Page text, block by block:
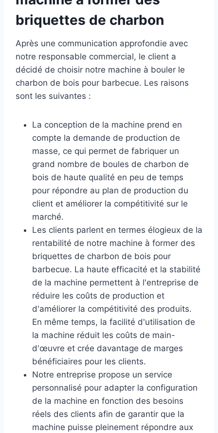
briquettes de charbon
Après une communication approfondie avec
notre responsable commercial, le client a
décidé de choisir notre machine à bouler le
charbon de bois pour barbecue. Les raisons
sont les suivantes :
La conception de la machine prend en
compte la demande de production de
masse, ce qui permet de fabriquer un
grand nombre de boules de charbon de
bois de haute qualité en peu de temps
pour répondre au plan de production du
client et améliorer la compétitivité sur le
marché.
Les clients parlent en termes élogieux de la
rentabilité de notre machine à former des
briquettes de charbon de bois pour
barbecue. La haute efficacité et la stabilité
de la machine permettent à l'entreprise de
réduire les coûts de production et
d'améliorer la compétitivité des produits.
En même temps, la facilité d'utilisation de
la machine réduit les coûts de main-
d'œuvre et crée davantage de marges
bénéficiaires pour les clients.
Notre entreprise propose un service
personnalisé pour adapter la configuration
de la machine en fonction des besoins
réels des clients afin de garantir que la
machine puisse pleinement répondre aux